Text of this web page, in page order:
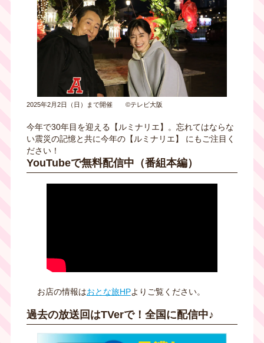
2025年2月2日（日）まで開催 ©テレビ大阪
今年で30年目を迎える【ルミナリエ】。忘れてはならな
い震災の記憶と共に今年の【ルミナリエ】 にもご注目く
ださい！
YouTubeで無料配信中（番組本編）
お店の情報はおとな旅HPよりご覧ください。
過去の放送回はTVerで！全国に配信中♪